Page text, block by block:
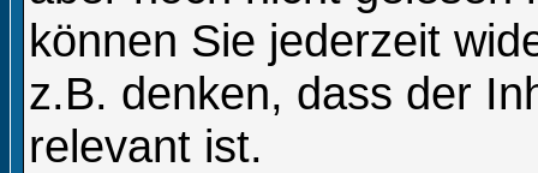
können Sie jederzeit
z.B. denken, dass der
relevant ist.